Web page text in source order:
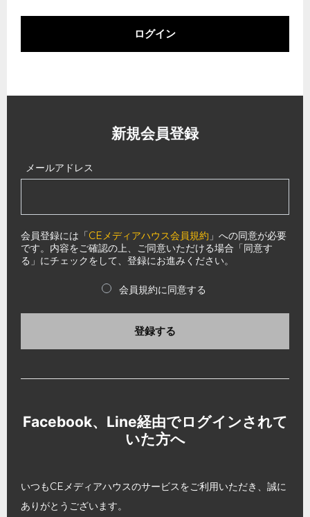
ログイン
新規会員登録
メールアドレス
会員登録には「CEメディアハウス会員規約 」への同意が必要
です。内容をご確認の上、ご同意いただける場合「同意す
る」にチェックをして、登録にお進みください。
会員規約に同意する
登録する
Facebook、Line経由でログインされて
いた方へ
いつもCEメディアハウスのサービスをご利用いただき、誠に
ありがとうございます。